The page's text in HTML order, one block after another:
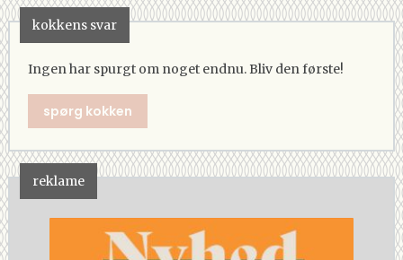
kokkens svar
Ingen har spurgt om noget endnu. Bliv den første!
spørg kokken
reklame